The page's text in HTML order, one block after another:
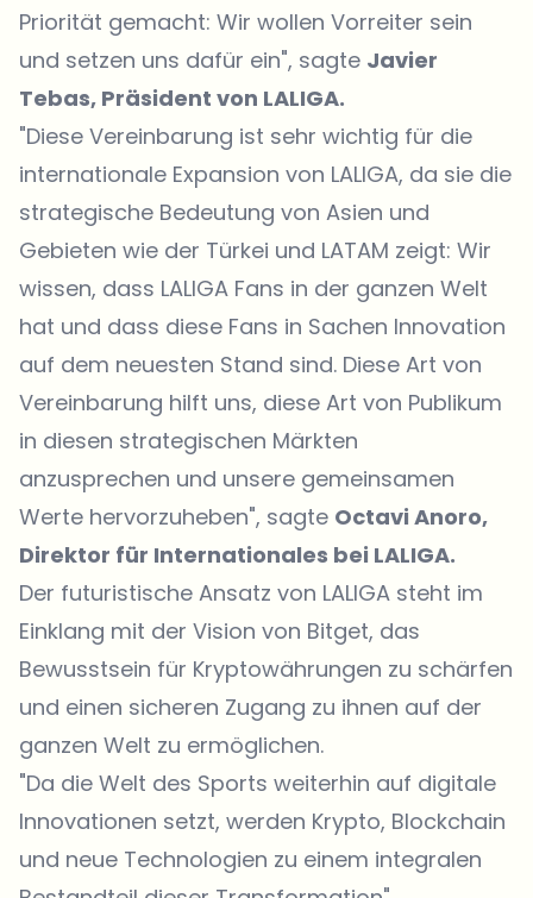
Priorität gemacht: Wir wollen Vorreiter sein
und setzen uns dafür ein", sagte Javier
Tebas, Präsident von LALIGA.
"Diese Vereinbarung ist sehr wichtig für die
internationale Expansion von LALIGA, da sie die
strategische Bedeutung von Asien und
Gebieten wie der Türkei und LATAM zeigt: Wir
wissen, dass LALIGA Fans in der ganzen Welt
hat und dass diese Fans in Sachen Innovation
auf dem neuesten Stand sind. Diese Art von
Vereinbarung hilft uns, diese Art von Publikum
in diesen strategischen Märkten
anzusprechen und unsere gemeinsamen
Werte hervorzuheben", sagte Octavi Anoro,
Direktor für Internationales bei LALIGA.
Der futuristische Ansatz von LALIGA steht im
Einklang mit der Vision von Bitget, das
Bewusstsein für Kryptowährungen zu schärfen
und einen sicheren Zugang zu ihnen auf der
ganzen Welt zu ermöglichen.
"Da die Welt des Sports weiterhin auf digitale
Innovationen setzt, werden Krypto, Blockchain
und neue Technologien zu einem integralen